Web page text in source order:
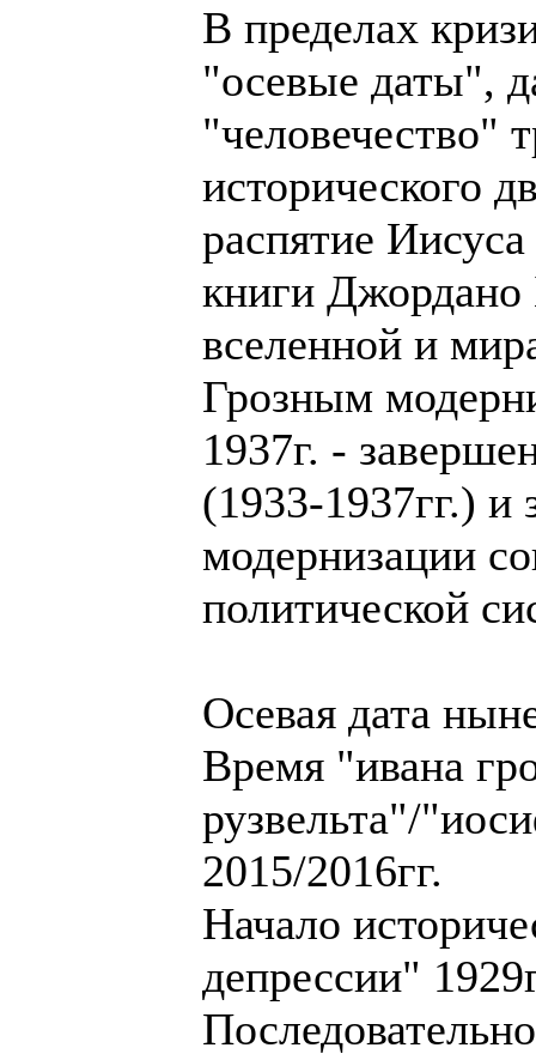
В пределах
"осевые даты",
"человечество"
исторического
распятие
книги Джордано
вселенной и
Грозным
1937г. -
(1933-1937гг.)
модернизации
политической
Осевая дата
Время "ивана
рузвельта"/
2015/2016гг.
Начало
депрессии"